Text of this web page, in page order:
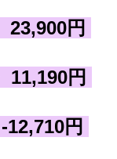
23,900円
11,190円
-12,710円